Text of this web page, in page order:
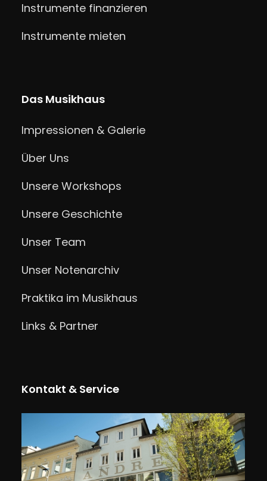
Instrumente finanzieren
Instrumente mieten
Das Musikhaus
Impressionen & Galerie
Über Uns
Unsere Workshops
Unsere Geschichte
Unser Team
Unser Notenarchiv
Praktika im Musikhaus
Links & Partner
Kontakt & Service